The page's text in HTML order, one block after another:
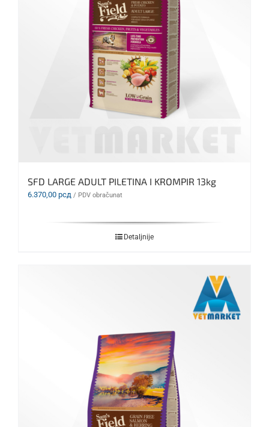
SFD LARGE ADULT PILETINA I KROMPIR 13kg
6.370,00 рсд / PDV obračunat
Detaljnije